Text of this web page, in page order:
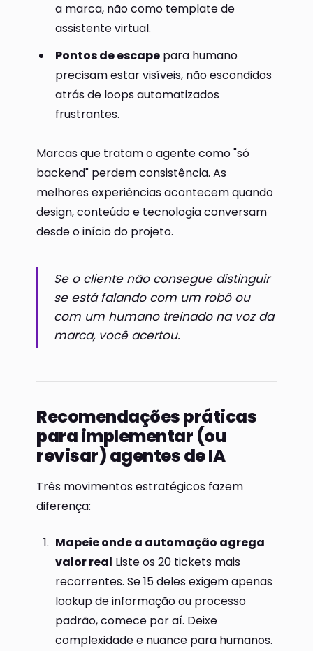
a marca, não como template de
assistente virtual.
Pontos de escape para humano
precisam estar visíveis, não escondidos
atrás de loops automatizados
frustrantes.
Marcas que tratam o agente como "só
backend" perdem consistência. As
melhores experiências acontecem quando
design, conteúdo e tecnologia conversam
desde o início do projeto.
Se o cliente não consegue distinguir
se está falando com um robô ou
com um humano treinado na voz da
marca, você acertou.
Recomendações práticas
para implementar (ou
revisar) agentes de IA
Três movimentos estratégicos fazem
diferença:
Mapeie onde a automação agrega
valor real Liste os 20 tickets mais
recorrentes. Se 15 deles exigem apenas
lookup de informação ou processo
padrão, comece por aí. Deixe
complexidade e nuance para humanos.